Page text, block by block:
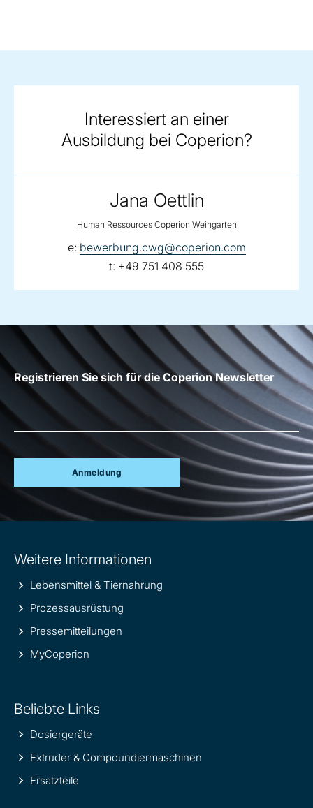
Interessiert an einer
Ausbildung bei Coperion?
Jana Oettlin
Human Ressources Coperion Weingarten
e: email:
bewerbung.cwg@coperion.com
t: telephone:
+49 751 408 555
Registrieren Sie sich für die Coperion Newsletter
Anmeldung
information
Weitere Informationen
Lebensmittel & Tiernahrung
Prozessausrüstung
Pressemitteilungen
MyCoperion
Beliebte Links
Dosiergeräte
Extruder & Compoundiermaschinen
Ersatzteile